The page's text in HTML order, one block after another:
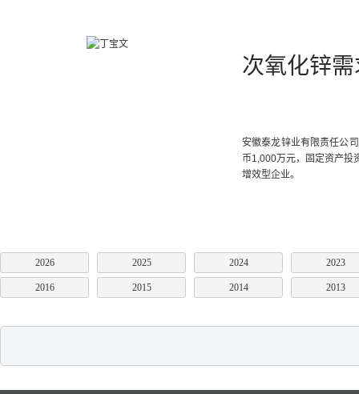
次氧化锌
安徽泰龙锌业有限责任公
币1,000万元，固定资产投
增效型企业。
2026 2025 2024 2023
2016 2015 2014 2013